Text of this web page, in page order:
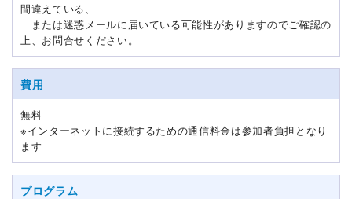
間違えている、
または迷惑メールに届いている可能性がありますのでご確認の
上、お問合せください。
費用
無料
※インターネットに接続するための通信料金は参加者負担となり
ます
プログラム